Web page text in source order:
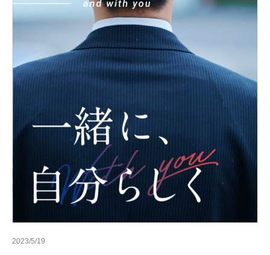
2023/5/19